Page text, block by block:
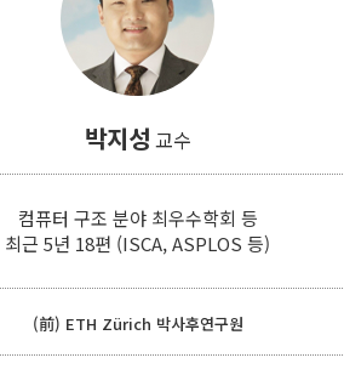
박지성 교수
컴퓨터 구조 분야 최우수학회 등
최근 5년 18편 (ISCA, ASPLOS 등)
(前) ETH Zürich 박사후연구원